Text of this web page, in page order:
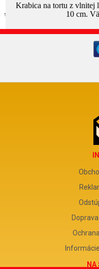
Krabica na tortu z vlnitej
10 cm.
NA